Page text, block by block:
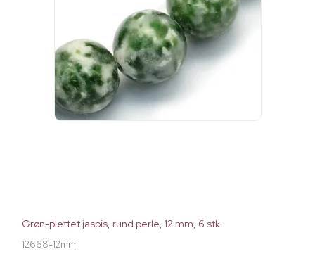
Grøn-plettet jaspis, rund perle, 12 mm, 6 stk.
12668-12mm